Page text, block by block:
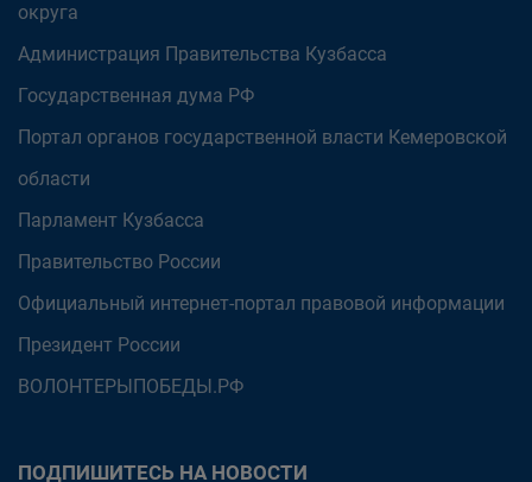
округа
Администрация Правительства Кузбасса
Государственная дума РФ
Портал органов государственной власти Кемеровской
области
Парламент Кузбасса
Правительство России
Официальный интернет-портал правовой информации
Президент России
ВОЛОНТЕРЫПОБЕДЫ.РФ
ПОДПИШИТЕСЬ НА НОВОСТИ